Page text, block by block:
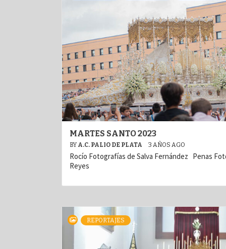
MARTES SANTO 2023
BY A.C. PALIO DE PLATA 3 AÑOS AGO
Rocío Fotografías de Salva Fernández Penas
Reyes
REPORTAJES